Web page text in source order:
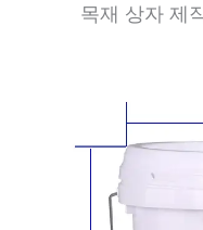
목재 상자 제